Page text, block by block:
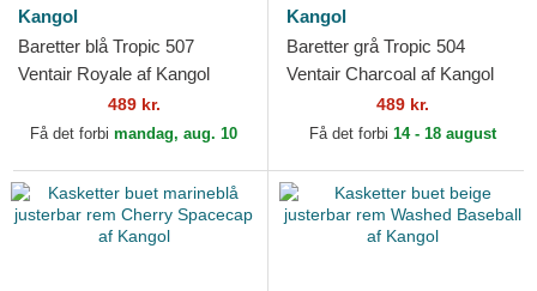
Kangol
Baretter blå Tropic 507
Ventair Royale af Kangol
489 kr.
Få det forbi mandag, aug. 10
Kangol
Baretter grå Tropic 504
Ventair Charcoal af Kangol
489 kr.
Få det forbi 14 - 18 august